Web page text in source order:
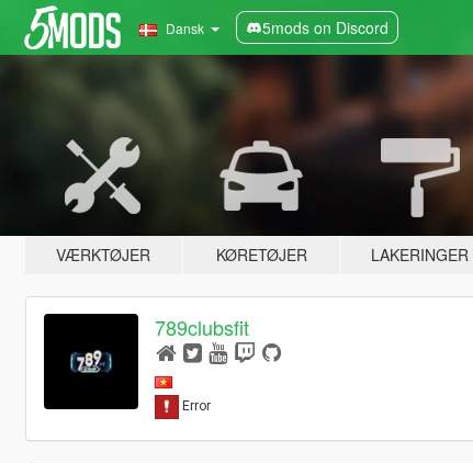
Dansk 5mods on Discord
VÆRKTØJER KØRETØJER LAKERINGER
789clubsfit